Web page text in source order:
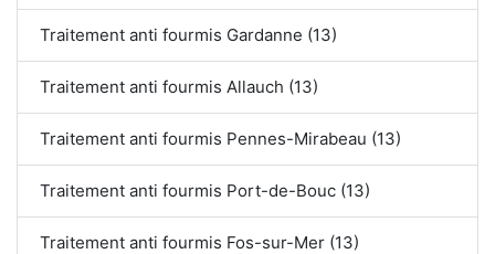
Traitement anti fourmis Gardanne (13)
Traitement anti fourmis Allauch (13)
Traitement anti fourmis Pennes-Mirabeau (13)
Traitement anti fourmis Port-de-Bouc (13)
Traitement anti fourmis Fos-sur-Mer (13)